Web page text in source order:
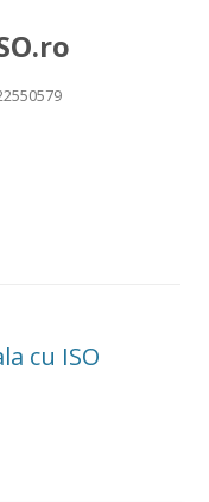
cu ISO